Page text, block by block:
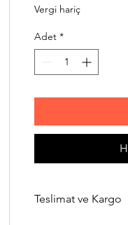
Vergi hariç
Adet *
Teslimat ve Kargo